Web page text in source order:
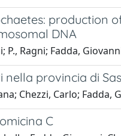
production
DNA
Ragni; Fadda,
provincia di
Chezzi, Carlo; Fadda,
C